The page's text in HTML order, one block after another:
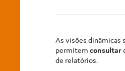
As visões dinâmicas
permitem consultar
de relatórios.